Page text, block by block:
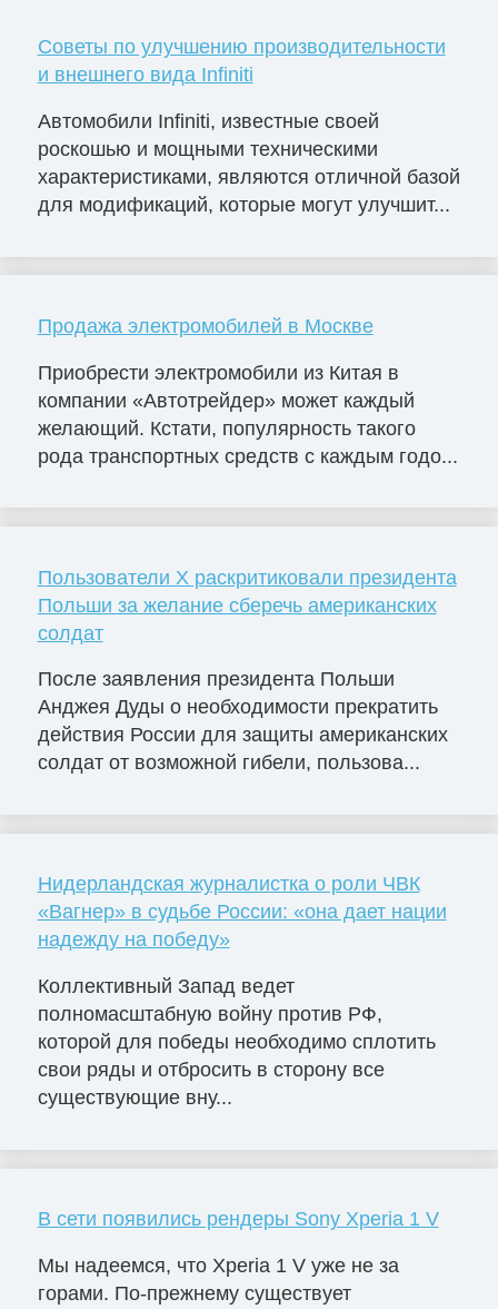
Советы по улучшению производительности
и внешнего вида Infiniti
Автомобили Infiniti, известные своей
роскошью и мощными техническими
характеристиками, являются отличной базой
для модификаций, которые могут улучшит...
Продажа электромобилей в Москве
Приобрести электромобили из Китая в
компании «Автотрейдер» может каждый
желающий. Кстати, популярность такого
рода транспортных средств с каждым годо...
Пользователи X раскритиковали президента
Польши за желание сберечь американских
солдат
После заявления президента Польши
Анджея Дуды о необходимости прекратить
действия России для защиты американских
солдат от возможной гибели, пользова...
Нидерландская журналистка о роли ЧВК
«Вагнер» в судьбе России: «она дает нации
надежду на победу»
Коллективный Запад ведет
полномасштабную войну против РФ,
которой для победы необходимо сплотить
свои ряды и отбросить в сторону все
существующие вну...
В сети появились рендеры Sony Xperia 1 V
Мы надеемся, что Xperia 1 V уже не за
горами. По-прежнему существует